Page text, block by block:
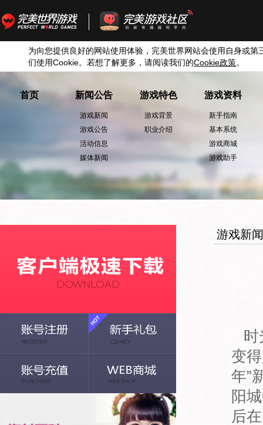
为向您提供良好的网站使用体验，完美世界网站会使用自身或第
们使用Cookie。若想了解更多，请阅读我们的Cookie政策。
首页 新闻公告
游戏新闻
游戏公告
活动信息
媒体新闻
游戏特色
游戏背景
职业介绍
游戏资料
新手指南
基本系统
游戏商城
游戏助手
游戏新闻
时
变
年”
阳
后